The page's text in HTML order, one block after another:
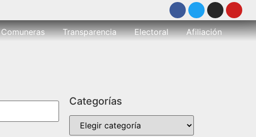
Comuneras Transparencia Electoral Afiliación
Categorías